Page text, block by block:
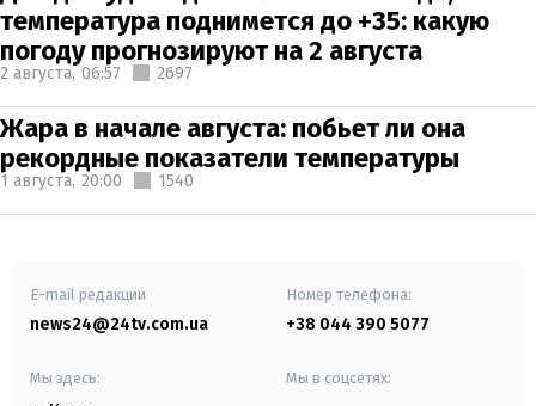
температура поднимется до +35: какую
погоду прогнозируют на 2 августа
2 августа, 06:57 2697
Жара в начале августа: побьет ли она
рекордные показатели температуры
1 августа, 20:00 1540
E-mail редакции
news24@24tv.com.ua
Номер телефона:
+38 044 390 5077
Мы здесь: Мы в соцсетях: